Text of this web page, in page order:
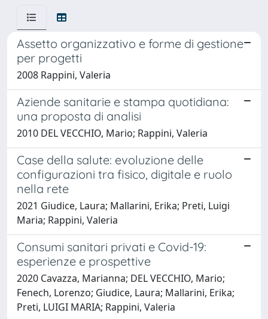
Assetto organizzativo e forme di gestione
per progetti
2008 Rappini, Valeria
Aziende sanitarie e stampa quotidiana:
una proposta di analisi
2010 DEL VECCHIO, Mario; Rappini, Valeria
Case della salute: evoluzione delle
configurazioni tra fisico, digitale e ruolo
nella rete
2021 Giudice, Laura; Mallarini, Erika; Preti, Luigi
Maria; Rappini, Valeria
Consumi sanitari privati e Covid-19:
esperienze e prospettive
2020 Cavazza, Marianna; DEL VECCHIO, Mario;
Fenech, Lorenzo; Giudice, Laura; Mallarini, Erika;
Preti, LUIGI MARIA; Rappini, Valeria